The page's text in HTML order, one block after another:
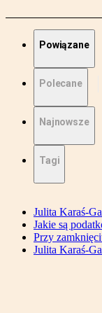
Powiązane
Polecane
Najnowsze
Tagi
Julita Karaś-
Jakie są
Przy
Julita Karaś-